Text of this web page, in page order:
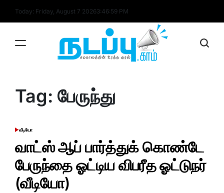
Today: Friday, August 7 20263:46:59 PM
Tag: பேருந்து
POSTED
வீடியோ
வாட்ஸ் ஆப் பார்த்துக் கொண்டே
பேருந்தை ஓட்டிய விபரீத ஓட்டுநர்
(வீடியோ)